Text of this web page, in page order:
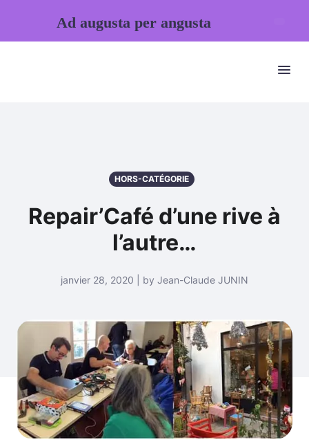
HORS-CATÉGORIE
Repair’Café d’une rive à
l’autre…
janvier 28, 2020 | by Jean-Claude JUNIN
Ad augusta per angusta